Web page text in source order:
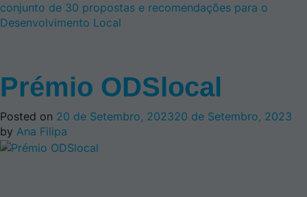
conjunto de 30 propostas e recomendações para o
Desenvolvimento Local
Prémio ODSlocal
Posted on 20 de Setembro, 202320 de Setembro, 2023
by Ana Filipa